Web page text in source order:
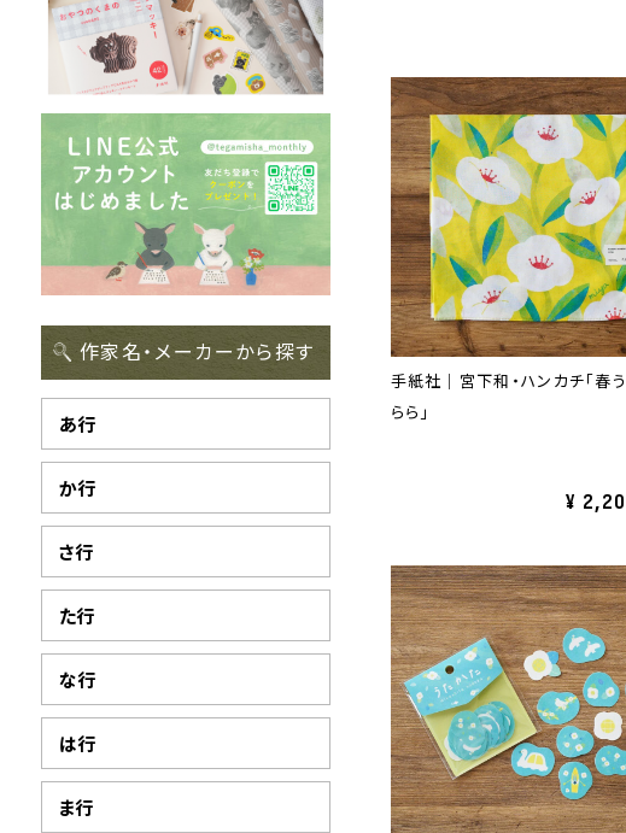
作家名・メーカーから探す
あ行
か行
さ行
た行
な行
は行
ま行
手紙社｜宮下和・ハンカチ「春う
らら」
¥